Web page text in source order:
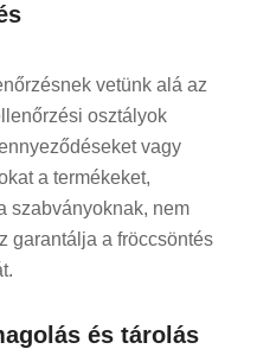
vetünk alá az
osztályok
vagy
a termékeket,
szabványoknak, nem
garantálja a fröccsöntés
és tárolás